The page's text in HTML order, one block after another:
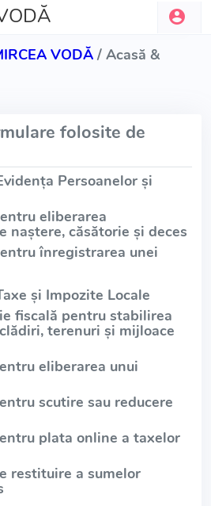
VODĂ / Acasă &
folosite de
Persoanelor și
eliberarea
naștere, căsătorie și deces
înregistrarea unei
și Impozite Locale
fiscală pentru stabilirea
terenuri și mijloace
eliberarea unui
scutire sau reducere
plata online a taxelor
restituire a sumelor